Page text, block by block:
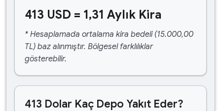
413 USD = 1,31 Aylık Kira
* Hesaplamada ortalama kira bedeli (15.000,00
TL) baz alınmıştır. Bölgesel farklılıklar
gösterebilir.
413 Dolar Kaç Depo Yakıt Eder?